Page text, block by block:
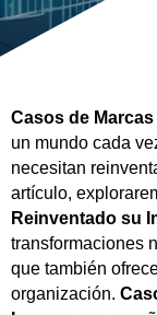
Casos de
un mundo cada
necesitan
artículo,
Reinventado su
transformaciones
que también
organización.